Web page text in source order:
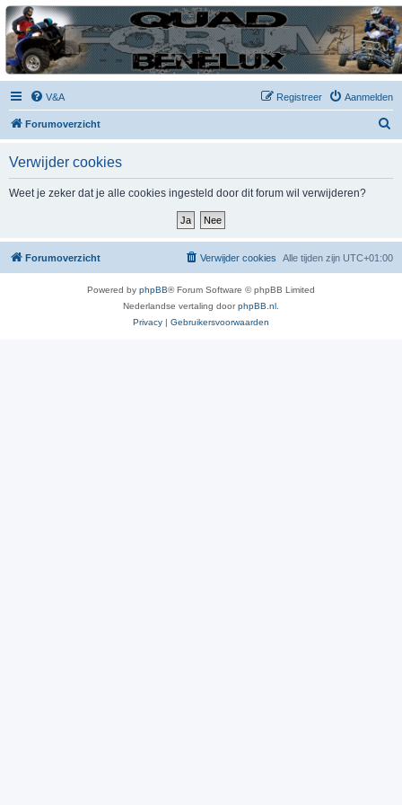
| QFB |
Hét quadforum van de Benelux
V&A Aanmelden
Registreer
Forumoverzicht
Verwijder cookies
Weet je zeker dat je alle cookies ingesteld door dit forum wil verwijderen?
Forumoverzicht Alle tijden zijn UTC+01:00
Verwijder cookies
Powered by phpBB® Forum Software © phpBB Limited
Nederlandse vertaling doorphpBB.nl
Privacy | Gebruikersvoorwaarden